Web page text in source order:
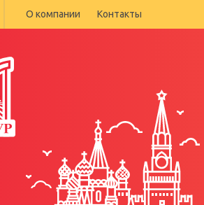
О компании Контакты